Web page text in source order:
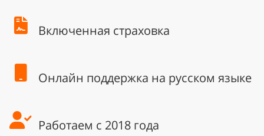
Включенная страховка
Онлайн поддержка на русском языке
Работаем с 2018 года